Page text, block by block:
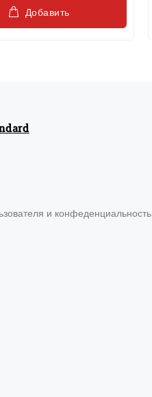
Добавить
и конфеденциальность